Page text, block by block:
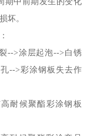
坏。
-->涂层起泡-->白锈
-->彩涂钢板失去作
耐候聚酯彩涂钢板